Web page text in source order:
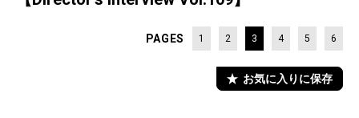
PAGES 1 2 3 4 5 6
お気に入りに保存